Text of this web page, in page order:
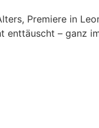
Premiere in
– ganz